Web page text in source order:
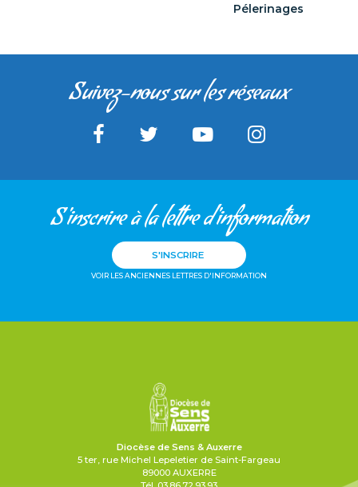
Pélerinages
Suivez-nous sur les réseaux
S'inscrire à la lettre d'information
S'INSCRIRE
VOIR LES ANCIENNES LETTRES D'INFORMATION
Diocèse de Sens & Auxerre
5 ter, rue Michel Lepeletier de Saint-Fargeau
89000 AUXERRE